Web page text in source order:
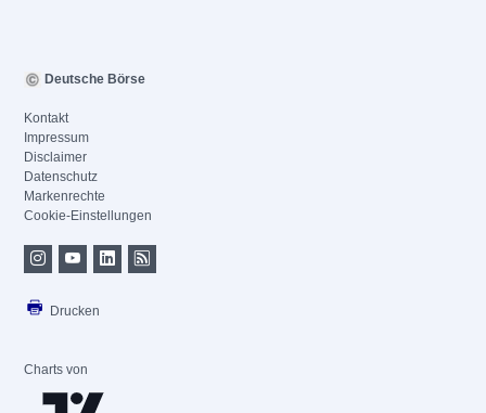
Deutsche Börse
Kontakt
Impressum
Disclaimer
Datenschutz
Markenrechte
Cookie-Einstellungen
Drucken
Charts von